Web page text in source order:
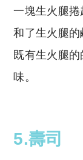
一塊生火腿
和了生火腿的
既有生火腿
味。
5.壽司